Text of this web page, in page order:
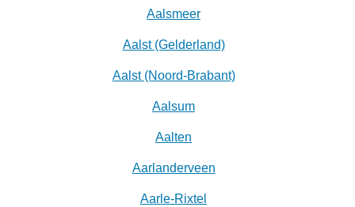
Aalsmeer
Aalst (Gelderland)
Aalst (Noord-Brabant)
Aalsum
Aalten
Aarlanderveen
Aarle-Rixtel